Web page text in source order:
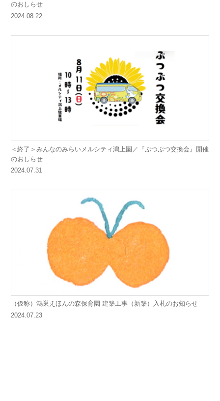
のおしらせ
2024.08.22
＜終了＞みんなのみらいメルシティ潟上園／『ぶつぶつ交換会』開催
のおしらせ
2024.07.31
（仮称）鴻巣えほんの森保育園 建築工事（新築）入札のお知らせ
2024.07.23